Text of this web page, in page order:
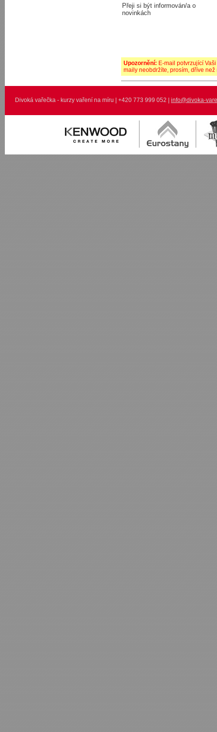
Přeji si být informován/a o
novinkách
Upozornění: E-mail potvrzující
maily neobdržíte, prosím, dříve
Divoká vařečka - kurzy vaření na míru | +420 773 999 052 | info@divoka-